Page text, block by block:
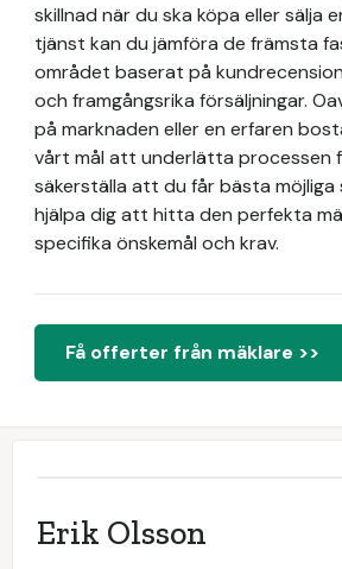
skillnad när du ska köpa eller sälja
tjänst kan du jämföra de främsta
området baserat på
och framgångsrika försäljningar.
på marknaden eller en erfaren
vårt mål att underlätta processen
säkerställa att du får bästa möjliga
hjälpa dig att hitta den perfekta
specifika önskemål och krav.
Få offerter från mäklare >>
Erik Olsson